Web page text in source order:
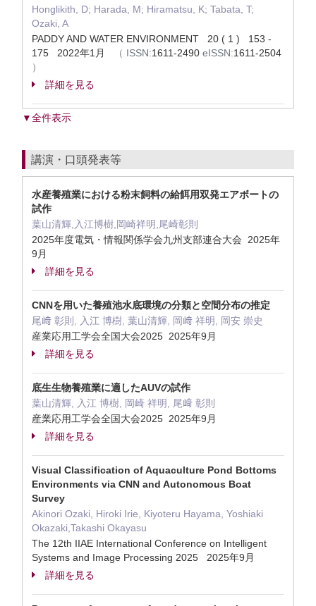
Honglikith, D; Harada, M; Hiramatsu, K; Tabata, T;
Ozaki, A
PADDY AND WATER ENVIRONMENT 20 ( 1 ) 153 -
175 2022年1月
（ ISSN:1611-2490 eISSN:1611-2504
）
詳細を見る
▼全件表示
講演・口頭発表等
水産養殖業における粉末飼料の給餌用双発エアボートの
試作
葉山清輝,入江博樹,岡崎祥明,尾崎彰則
2025年度電気・情報関係学会九州支部連合大会 2025年
9月
詳細を見る
CNNを用いた養殖池水底環境の分類と空間分布の推定
尾﨑 彰則, 入江 博樹, 葉山清輝, 岡﨑 祥明, 岡安 崇史
産業応用工学会全国大会2025 2025年9月
詳細を見る
底生生物養殖業に適したAUVの試作
葉山清輝, 入江 博樹, 岡崎 祥明, 尾﨑 彰則
産業応用工学会全国大会2025 2025年9月
詳細を見る
Visual Classification of Aquaculture Pond Bottoms
Environments via CNN and Autonomous Boat
Survey
Akinori Ozaki, Hiroki Irie, Kiyoteru Hayama, Yoshiaki
Okazaki,Takashi Okayasu
The 12th IIAE International Conference on Intelligent
Systems and Image Processing 2025 2025年9月
詳細を見る